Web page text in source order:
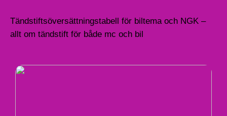
Tändstiftsöversättningstabell för biltema och NGK –
allt om tändstift för både mc och bil